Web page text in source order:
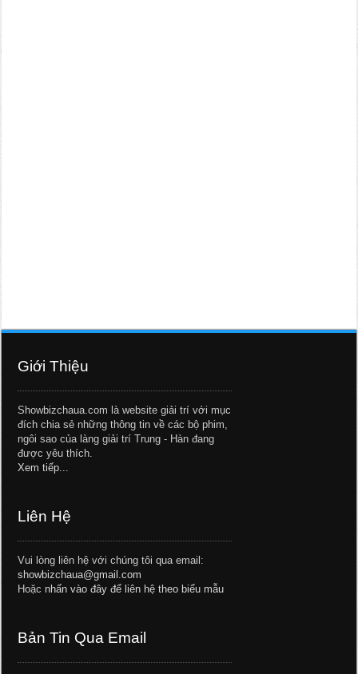
Giới Thiệu
Showbizchaua.com là website giải trí với mục
đích chia sẻ những thông tin về các bộ phim,
ngôi sao của làng giải trí Trung - Hàn đang
được yêu thích.
Xem tiếp...
Liên Hệ
Vui lòng liên hệ với chúng tôi qua email:
showbizchaua@gmail.com
Hoặc nhấn vào đây để liên hệ theo biểu mẫu
Bản Tin Qua Email